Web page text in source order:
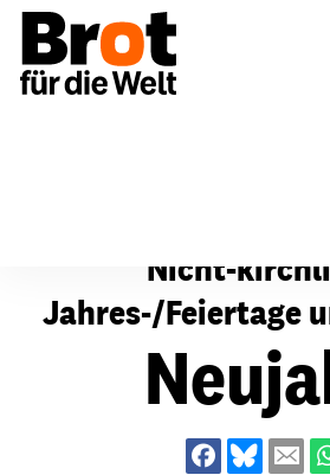
Nicht-
Jahres-/Feiertage